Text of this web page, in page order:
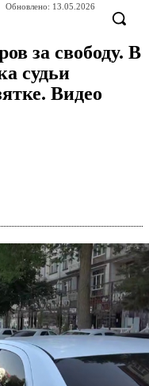
Обновлено: 13.05.2026
за свободу. В
судьи
Видео